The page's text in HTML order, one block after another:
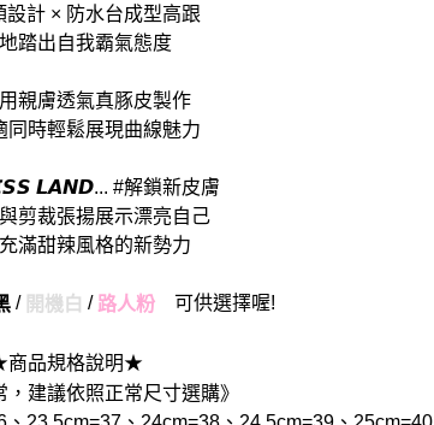
設計 × 防水台成型高跟
踏出自我霸氣態度
親膚透氣真豚皮製作
同時輕鬆展現曲線魅力
𝙇𝘼𝙉𝘿... #解鎖新皮膚
剪裁張揚展示漂亮自己
滿甜辣風格的新勢力
/ 開機白 / 路人粉可供選擇喔!
品規格說明★
，建議依照正常尺寸選購》